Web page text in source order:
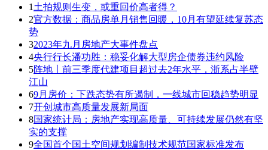
1 土拍规则生变，或重回价高者得？
2官方数据：商品房单月销售回暖，10月有望延续复苏态
势
32023年九月房地产大事件盘点
4央行行长潘功胜：稳妥化解大型房企债券违约风险
5阵地丨前三季度代建项目超过去2年水平，浙系占半壁
江山
69月房价：下跌态势有所遏制，一线城市回稳趋势明显
7开创城市高质量发展新局面
8国家统计局：房地产实现高质量、可持续发展仍然有坚
实的支撑
9全国首个国土空间规划编制技术规范国家标准发布